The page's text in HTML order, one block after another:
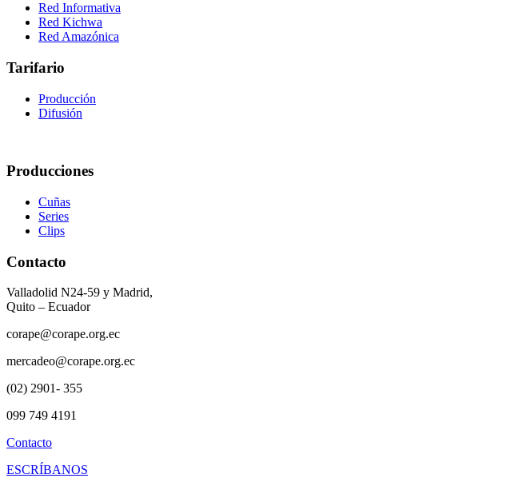
Red Informativa
Red Kichwa
Red Amazónica
Tarifario
Producción
Difusión
Producciones
Cuñas
Series
Clips
Contacto
Valladolid N24-59 y Madrid,
Quito – Ecuador
corape@corape.org.ec
mercadeo@corape.org.ec
(02) 2901- 355
099 749 4191
Contacto
ESCRÍBANOS